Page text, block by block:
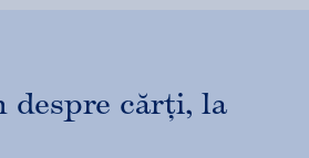
despre cărți, la